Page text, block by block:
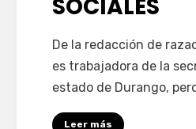
SOCIALES
porFernando Miranda
De la redacción de
es trabajadora de la
estado de Durango,
Leer más